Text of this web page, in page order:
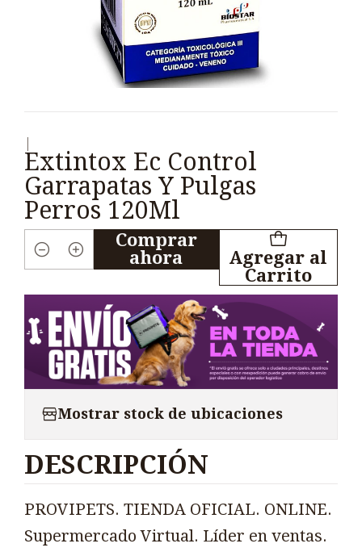
Extintox Ec Control
Garrapatas Y Pulgas
Perros 120Ml
Cantidad
Agregar al
Carrito
Comprar
ahora
Mostrar stock de ubicaciones
DESCRIPCIÓN
PROVIPETS. TIENDA OFICIAL. ONLINE.
Supermercado Virtual. Líder en ventas.